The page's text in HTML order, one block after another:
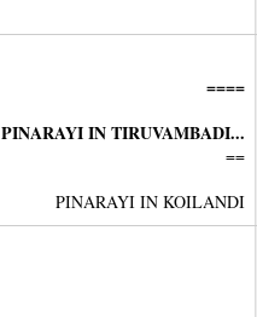
====
PINARAYI IN TIRUVAMBADI...
==
PINARAYI IN KOILANDI